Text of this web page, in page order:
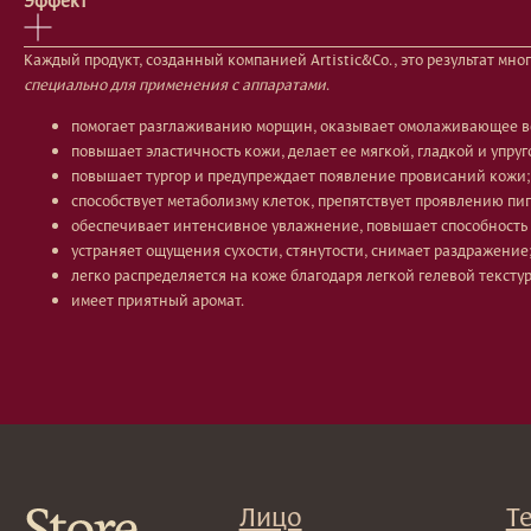
Каждый продукт, созданный компанией Artistic&Co., это результат
специально для применения с аппаратами.
помогает разглаживанию морщин, оказывает омолаживающее
повышает эластичность кожи, делает ее мягкой, гладкой и
повышает тургор и предупреждает появление провисаний кожи;
способствует метаболизму клеток, препятствует проявлению
обеспечивает интенсивное увлажнение, повышает
устраняет ощущения сухости, стянутости, снимает раздражение;
легко распределяется на коже благодаря легкой гелевой
имеет приятный аромат.
Тело
Проблемы
Кремы
Лосьоны
Очищение
Лицо
Проблемы
Очищение
Увлажнение/питание
Сыворотки/ эссенции
Ретинол
Декоротивная косметика
Шампуни